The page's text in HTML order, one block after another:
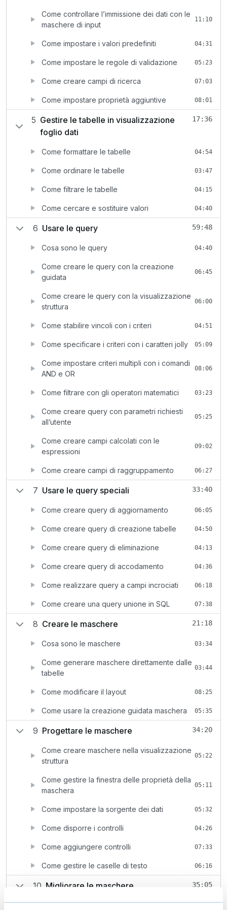
Come controllare l’immissione dei dati con le
maschere di input
11:10
Come impostare i valori predefiniti 04:31
Come impostare le regole di validazione 05:23
Come creare campi di ricerca 07:03
Come impostare proprietà aggiuntive 08:01
5 Gestire le tabelle in visualizzazione
foglio dati
17:36
Come formattare le tabelle 04:54
Come ordinare le tabelle 03:47
Come filtrare le tabelle 04:15
Come cercare e sostituire valori 04:40
6 Usare le query 59:48
Cosa sono le query 04:40
Come creare le query con la creazione
guidata
06:45
Come creare le query con la visualizzazione
struttura
06:00
Come stabilire vincoli con i criteri 04:51
Come specificare i criteri con i caratteri jolly 05:09
Come impostare criteri multipli con i comandi
AND e OR
08:06
Come filtrare con gli operatori matematici 03:23
Come creare query con parametri richiesti
all’utente
05:25
Come creare campi calcolati con le
espressioni
09:02
Come creare campi di raggruppamento 06:27
7 Usare le query speciali 33:40
Come creare query di aggiornamento 06:05
Come creare query di creazione tabelle 04:50
Come creare query di eliminazione 04:13
Come creare query di accodamento 04:36
Come realizzare query a campi incrociati 06:18
Come creare una query unione in SQL 07:38
8 Creare le maschere 21:18
Cosa sono le maschere 03:34
Come generare maschere direttamente dalle
tabelle
03:44
Come modificare il layout 08:25
Come usare la creazione guidata maschera 05:35
9 Progettare le maschere 34:20
Come creare maschere nella visualizzazione
struttura
05:22
Come gestire la finestra delle proprietà della
maschera
05:11
Come impostare la sorgente dei dati 05:32
Come disporre i controlli 04:26
Come aggiungere controlli 07:33
Come gestire le caselle di testo 06:16
10 Migliorare le maschere 35:05
Come creare elementi per la navigazione tra i